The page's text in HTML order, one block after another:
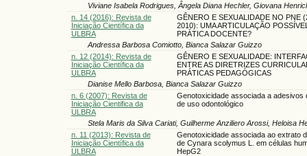
Viviane Isabela Rodrigues, Ângela Diana Hechler, Giovana
n. 14 (2016): Revista de
Iniciação Científica da
ULBRA
GÊNERO E SEXUALIDADE NO PNE
2010): UMA ARTICULAÇÃO
PRÁTICA DOCENTE?
Andressa Barbosa Comiotto, Bianca Salazar Guizzo
n. 12 (2014): Revista de
Iniciação Científica da
ULBRA
GÊNERO E SEXUALIDADE:
ENTRE AS DIRETRIZES
PRÁTICAS PEDAGÓGICAS
Dianise Mello Barbosa, Bianca Salazar Guizzo
n. 6 (2007): Revista de
Iniciação Cientifica da
ULBRA
Genotoxicidade associada a adesivos
de uso odontológico
Stela Maris da Silva Cariati, Guilherme Anziliero Arossi, Heloisa
n. 11 (2013): Revista de
Iniciação Científica da
ULBRA
Genotoxicidade associada ao extrato
de Cynara scolymus L. em células
HepG2